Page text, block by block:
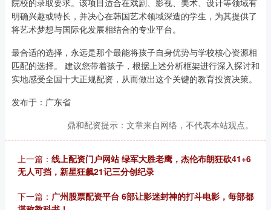
院校的录取要求。该项目适合在戏剧、影视、美术、设计等领域有
明确兴趣或特长，并决心在韩国艺术领域深造的学生，为其提供了
将艺术梦想与国际化发展相结合的专业平台。
最合适的选择，永远是那个最能将孩子自身优势与学校核心资源相
匹配的选择。 建议您带着孩子，根据上述分析框架进行深入探讨和
实地感受全国十大正规配资，从而做出这个关键的教育投资决策。
发布于：广东省
鼎和配资提示：文章来自网络，不代表本站观点。
上一篇： 线上配资门户网站 绿军大胜老鹰，杰伦布朗狂砍41+6
无人可挡，新星狂飙21记三分创纪录
下一篇： 广州股票配资平台 6部让影迷封神的打斗电影，每部都